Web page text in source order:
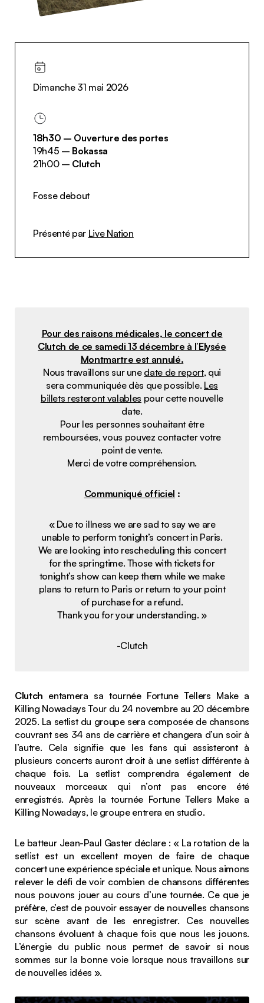
Pour des raisons médicales, le concert de
Clutch de ce samedi 13 décembre à l’Elysée
Montmartre est annulé.
Nous travaillons sur une date de report, qui
sera communiquée dès que possible. Les
billets resteront valables pour cette nouvelle
date.
Pour les personnes souhaitant être
remboursées, vous pouvez contacter votre
point de vente.
Merci de votre compréhension.
Communiqué officiel :
« Due to illness we are sad to say we are
unable to perform tonight’s concert in Paris.
We are looking into rescheduling this concert
for the springtime. Those with tickets for
tonight’s show can keep them while we make
plans to return to Paris or return to your point
of purchase for a refund.
Thank you for your understanding. »
-Clutch
Clutch entamera sa tournée Fortune Tellers Make a
Killing Nowadays Tour du 24 novembre au 20 décembre
2025. La setlist du groupe sera composée de chansons
couvrant ses 34 ans de carrière et changera d’un soir à
l’autre. Cela signifie que les fans qui assisteront à
plusieurs concerts auront droit à une setlist différente à
chaque fois. La setlist comprendra également de
nouveaux morceaux qui n’ont pas encore été
enregistrés. Après la tournée Fortune Tellers Make a
Killing Nowadays, le groupe entrera en studio.
Le batteur Jean-Paul Gaster déclare : « La rotation de la
setlist est un excellent moyen de faire de chaque
concert une expérience spéciale et unique. Nous aimons
relever le défi de voir combien de chansons différentes
nous pouvons jouer au cours d’une tournée. Ce que je
préfère, c’est de pouvoir essayer de nouvelles chansons
sur scène avant de les enregistrer. Ces nouvelles
chansons évoluent à chaque fois que nous les jouons.
L’énergie du public nous permet de savoir si nous
sommes sur la bonne voie lorsque nous travaillons sur
de nouvelles idées ».
Dimanche 31 mai 2026
18h30 – Ouverture des portes
19h45 – Bokassa
21h00 – Clutch
Fosse debout
Présenté par Live Nation